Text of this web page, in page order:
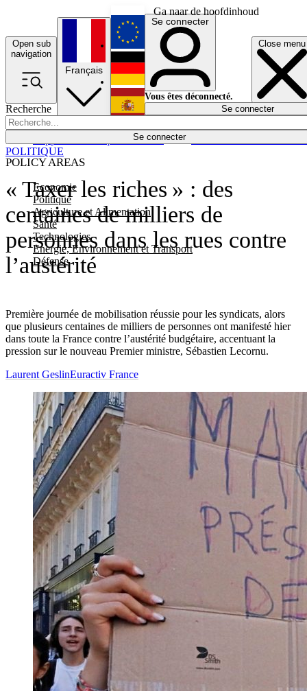
Ga naar de hoofdinhoud
Open sub
navigation
Close menu
Recherche
Se connecter
POLICY AREAS
Economie
Politique
Agriculture et Alimentation
Santé
Technologies
Energie, Environnement et Transport
Défense
Économie
Français
English
Deutsch
Español
Se connecter
Vous êtes déconnecté.
Se connecter
« Taxer les riches » : des
centaines de milliers de
personnes dans les rues contre
l’austérité
Première journée de mobilisation réussie pour les syndicats, alors
que plusieurs centaines de milliers de personnes ont manifesté hier
dans toute la France contre l’austérité budgétaire, accentuant la
pression sur le nouveau Premier ministre, Sébastien Lecornu.
POLITIQUE
Laurent GeslinEuractiv France